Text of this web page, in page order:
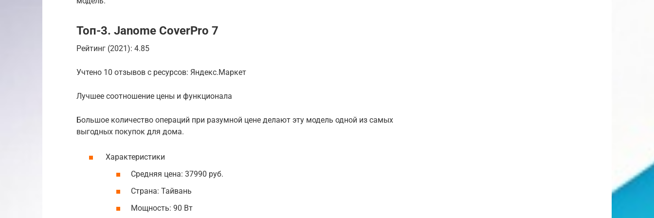
Топ-3. Janome CoverPro 7
Рейтинг (2021): 4.85
Учтено 10 отзывов с ресурсов: Яндекс.Маркет
Лучшее соотношение цены и функционала
Большое количество операций при разумной цене делают эту модель одной из самых
выгодных покупок для дома.
Характеристики
Средняя цена: 37990 руб.
Страна: Тайвань
Мощность: 90 Вт